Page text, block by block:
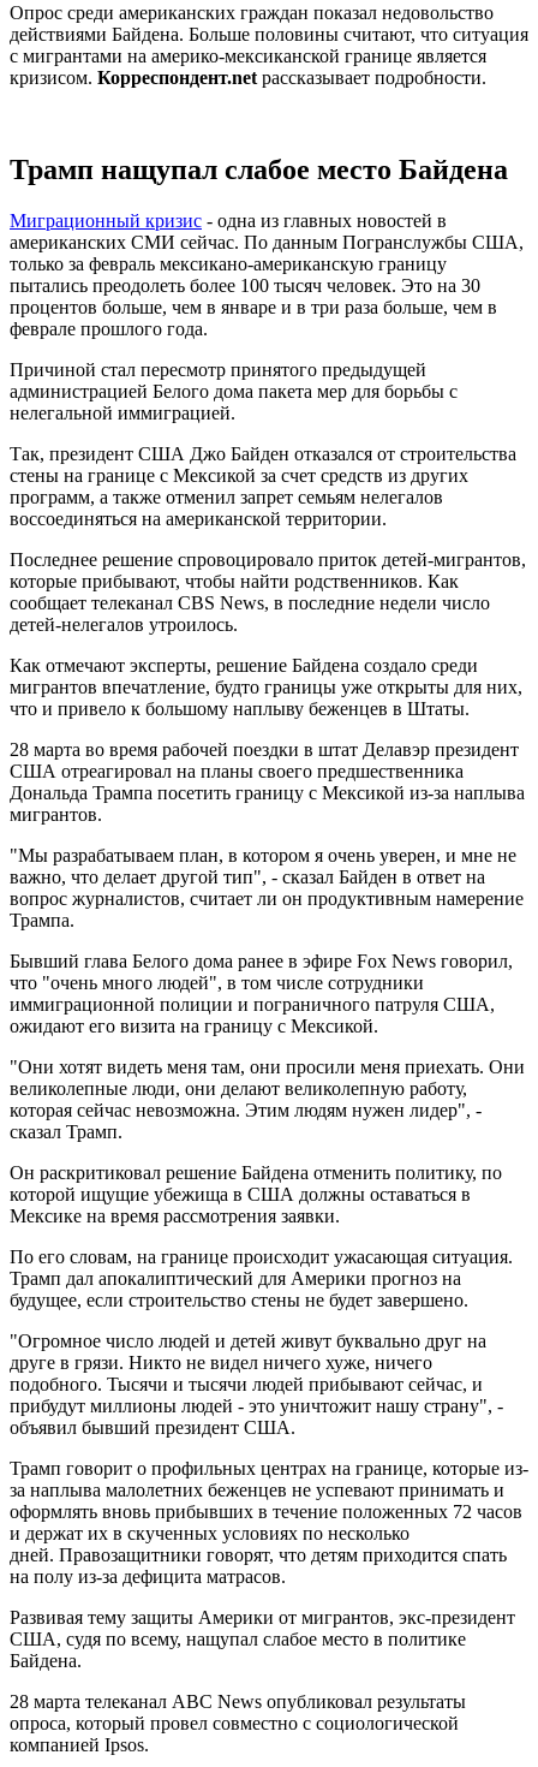
Опрос среди американских граждан показал недовольство
действиями Байдена. Больше половины считают, что ситуация
с мигрантами на америко-мексиканской границе является
кризисом. Корреспондент.net рассказывает подробности.
Трамп нащупал слабое место Байдена
Миграционный кризис - одна из главных новостей в
американских СМИ сейчас. По данным Погранслужбы США,
только за февраль мексикано-американскую границу
пытались преодолеть более 100 тысяч человек. Это на 30
процентов больше, чем в январе и в три раза больше, чем в
феврале прошлого года.
Причиной стал пересмотр принятого предыдущей
администрацией Белого дома пакета мер для борьбы с
нелегальной иммиграцией.
Так, президент США Джо Байден отказался от строительства
стены на границе с Мексикой за счет средств из других
программ, а также отменил запрет семьям нелегалов
воссоединяться на американской территории.
Последнее решение спровоцировало приток детей-мигрантов,
которые прибывают, чтобы найти родственников. Как
сообщает телеканал CBS News, в последние недели число
детей-нелегалов утроилось.
Как отмечают эксперты, решение Байдена создало среди
мигрантов впечатление, будто границы уже открыты для них,
что и привело к большому наплыву беженцев в Штаты.
28 марта во время рабочей поездки в штат Делавэр президент
США отреагировал на планы своего предшественника
Дональда Трампа посетить границу с Мексикой из-за наплыва
мигрантов.
"Мы разрабатываем план, в котором я очень уверен, и мне не
важно, что делает другой тип", - сказал Байден в ответ на
вопрос журналистов, считает ли он продуктивным намерение
Трампа.
Бывший глава Белого дома ранее в эфире Fox News говорил,
что "очень много людей", в том числе сотрудники
иммиграционной полиции и пограничного патруля США,
ожидают его визита на границу с Мексикой.
"Они хотят видеть меня там, они просили меня приехать. Они
великолепные люди, они делают великолепную работу,
которая сейчас невозможна. Этим людям нужен лидер", -
сказал Трамп.
Он раскритиковал решение Байдена отменить политику, по
которой ищущие убежища в США должны оставаться в
Мексике на время рассмотрения заявки.
По его словам, на границе происходит ужасающая ситуация.
Трамп дал апокалиптический для Америки прогноз на
будущее, если строительство стены не будет завершено.
"Огромное число людей и детей живут буквально друг на
друге в грязи. Никто не видел ничего хуже, ничего
подобного. Тысячи и тысячи людей прибывают сейчас, и
прибудут миллионы людей - это уничтожит нашу страну", -
объявил бывший президент США.
Трамп говорит о профильных центрах на границе, которые из-
за наплыва малолетних беженцев не успевают принимать и
оформлять вновь прибывших в течение положенных 72 часов
и держат их в скученных условиях по несколько
дней. Правозащитники говорят, что детям приходится спать
на полу из-за дефицита матрасов.
Развивая тему защиты Америки от мигрантов, экс-президент
США, судя по всему, нащупал слабое место в политике
Байдена.
28 марта телеканал ABC News опубликовал результаты
опроса, который провел совместно с социологической
компанией Ipsos.